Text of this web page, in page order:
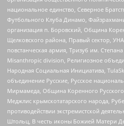
национальное единство, Северное
Футбольного Клуба Динамо,
организация п. Боровский, Община
Щелковского района, Правый сектор,
повстанческая армия, Тризуб им.
Misanthropic division, Религиозное
Народная Социальная Инициатива,
объединение Русские, Русское
Мирмамеда, Община Коренного
Меджлис крымскотатарского народа,
противодействии экстремистской
Штольц, В честь иконы Божией Матери